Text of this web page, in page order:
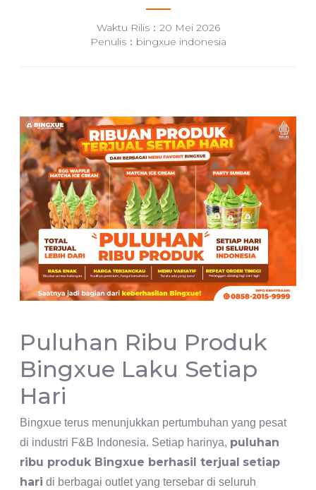
Waktu Rilis：20 Mei 2026
Penulis：bingxue indonesia
Puluhan Ribu Produk
Bingxue Laku Setiap
Hari
Bingxue terus menunjukkan pertumbuhan yang pesat
di industri F&B Indonesia. Setiap harinya, puluhan
ribu produk Bingxue berhasil terjual setiap
hari di berbagai outlet yang tersebar di seluruh